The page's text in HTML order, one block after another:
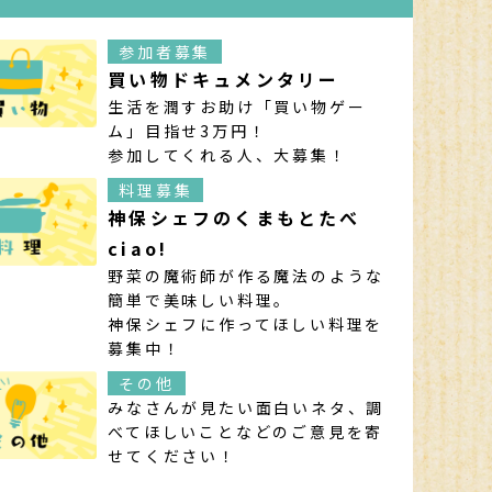
参加者募集
買い物ドキュメンタリー
生活を潤すお助け「買い物ゲー
ム」目指せ3万円！
参加してくれる人、大募集！
料理募集
神保シェフのくまもとたべ
ciao!
野菜の魔術師が作る魔法のような
簡単で美味しい料理。
神保シェフに作ってほしい料理を
募集中！
その他
みなさんが見たい面白いネタ、調
べてほしいことなどのご意見を寄
せてください！